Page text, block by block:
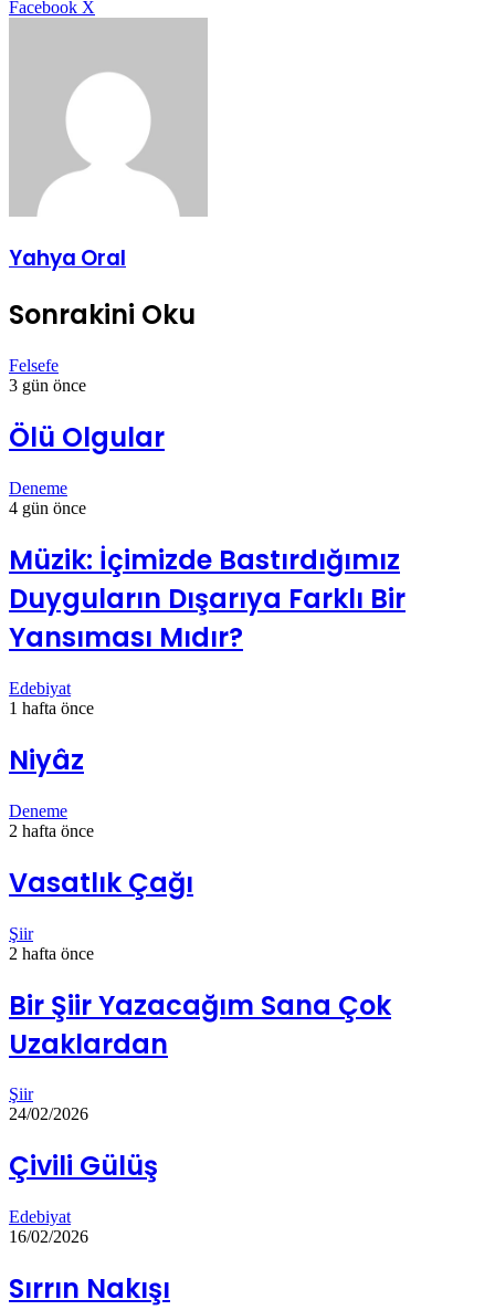
Facebook X
Yahya Oral
Sonrakini Oku
Felsefe
3 gün önce
Ölü Olgular
Deneme
4 gün önce
Müzik: İçimizde Bastırdığımız
Duyguların Dışarıya Farklı Bir
Yansıması Mıdır?
Edebiyat
1 hafta önce
Niyâz
Deneme
2 hafta önce
Vasatlık Çağı
Şiir
2 hafta önce
Bir Şiir Yazacağım Sana Çok
Uzaklardan
Şiir
24/02/2026
Çivili Gülüş
Edebiyat
16/02/2026
Sırrın Nakışı